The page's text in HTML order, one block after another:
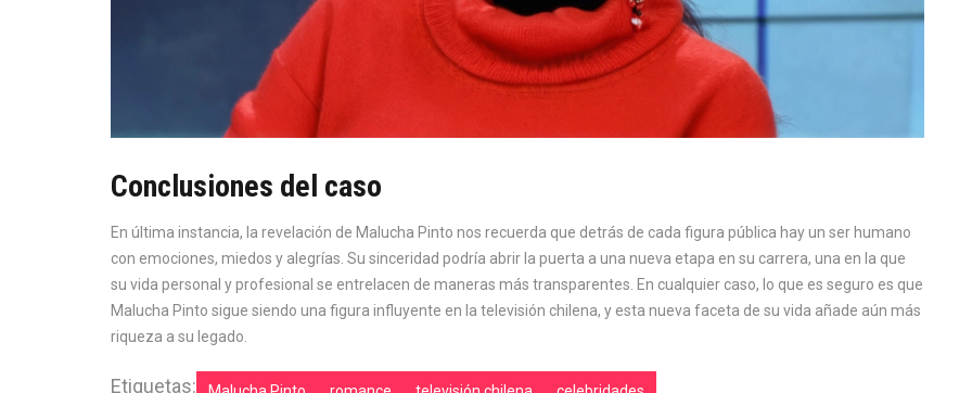
Conclusiones del caso
En última instancia, la revelación de Malucha Pinto nos recuerda que detrás de cada figura pública hay un ser humano
con emociones, miedos y alegrías. Su sinceridad podría abrir la puerta a una nueva etapa en su carrera, una en la que
su vida personal y profesional se entrelacen de maneras más transparentes. En cualquier caso, lo que es seguro es que
Malucha Pinto sigue siendo una figura influyente en la televisión chilena, y esta nueva faceta de su vida añade aún más
riqueza a su legado.
Etiquetas: